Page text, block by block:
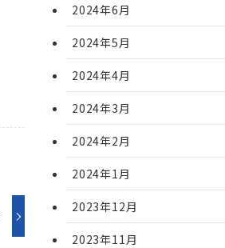
2024年6月
2024年5月
2024年4月
2024年3月
2024年2月
2024年1月
2023年12月
2023年11月